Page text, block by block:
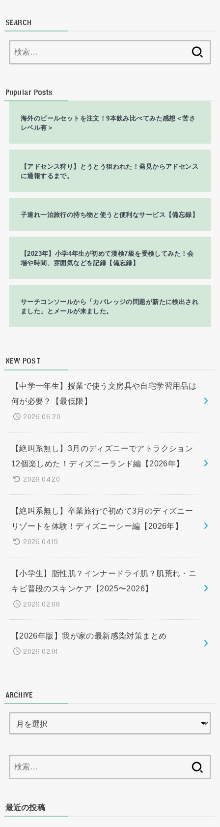
SEARCH
索:
Popular Posts
海外のビールセットを注文！9本飲み比べてみた感想＜苦さ
レベル有＞
【アドセンス狩り】とうとう狙われた！発見からアドセンス
に通報するまで。
子連れ一泊旅行の持ち物と使うと便利なサービス【備忘録】
【2023年】小学4年生が初めて漢検7級を受検してみた！会
場や時間、雰囲気などを記録【備忘録】
サーチコンソールから「カバレッジの問題が新たに検出され
ました」とメールが来ました。
NEW POST
【中学一年生】授業で使う文房具や自宅学習用品は
何が必要？【最低限】
2026.06.20
【絶叫系無し】3月のディズニーでアトラクション
12個楽しめた！ディズニーランド編【2026年】
2026.04.20
【絶叫系無し】卒業旅行で初めて3月のディズニー
リゾートを体験！ディズニーシー編【2026年】
2026.04.19
【小学生】脂性肌？インナードライ肌？肌荒れ・ニ
キビ普段のスキンケア【2025〜2026】
2026.02.08
【2026年版】我が家の最新感染対策まとめ
2026.02.01
ARCHIVE
索:
最近の投稿